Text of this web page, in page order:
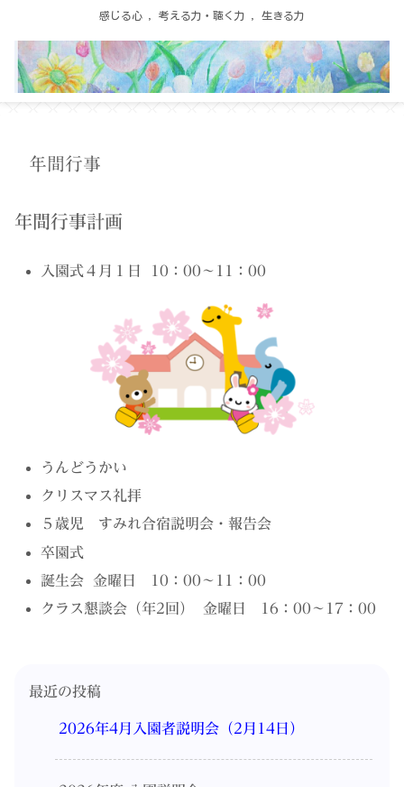
感じる心 ，考える力・聴く力 ，生きる力
年間行事
年間行事計画
入園式４月１日 10：00〜11：00
うんどうかい
クリスマス礼拝
５歳児 すみれ合宿説明会・報告会
卒園式
誕生会 金曜日 10：00〜11：00
クラス懇談会（年2回） 金曜日 16：00〜17：00
最近の投稿
2026年4月入園者説明会（2月14日）